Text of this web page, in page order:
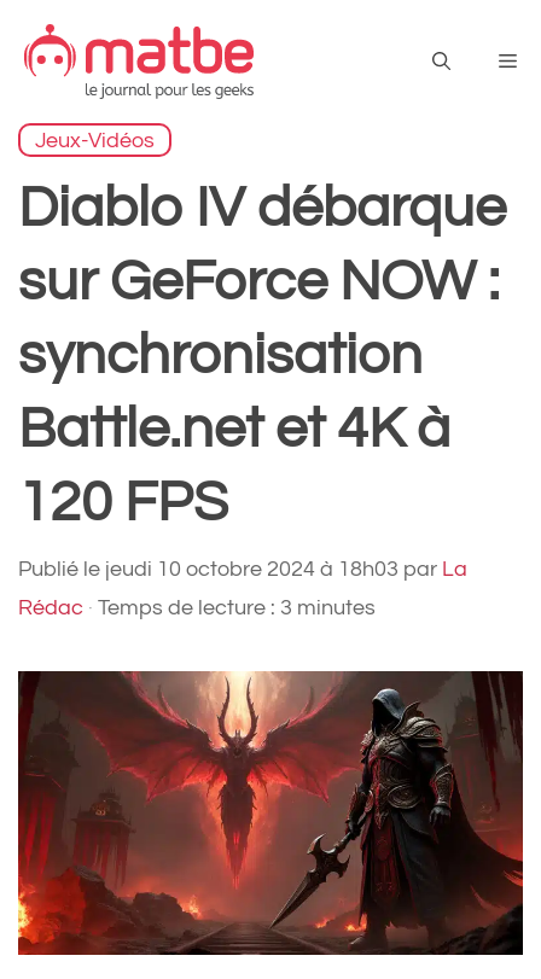
contenu
Jeux-Vidéos
Diablo IV débarque
sur GeForce NOW :
synchronisation
Battle.net et 4K à
120 FPS
Publié le jeudi 10 octobre 2024 à 18h03 par La
Rédac · Temps de lecture : 3 minutes